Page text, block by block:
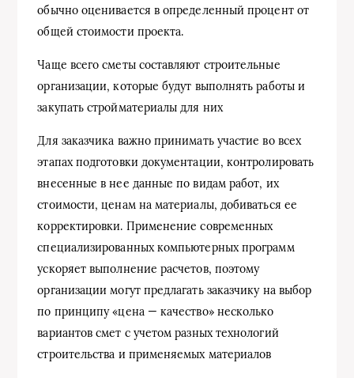
обычно оценивается в определенный процент от
общей стоимости проекта.
Чаще всего сметы составляют строительные
организации, которые будут выполнять работы и
закупать стройматериалы для них
Для заказчика важно принимать участие во всех
этапах подготовки документации, контролировать
внесенные в нее данные по видам работ, их
стоимости, ценам на материалы, добиваться ее
корректировки. Применение современных
специализированных компьютерных программ
ускоряет выполнение расчетов, поэтому
организации могут предлагать заказчику на выбор
по принципу «цена — качество» несколько
вариантов смет с учетом разных технологий
строительства и применяемых материалов